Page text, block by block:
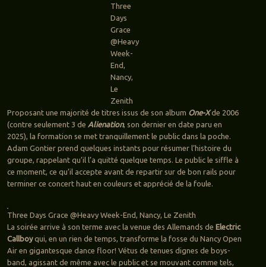
Three
Days
Grace
@Heavy
Week-
End,
Nancy,
Le
Zenith
Proposant une majorité de titres issus de son album One-Xde 2006
(contre seulement 3 de Alienation, son dernier en date paru en
2025), la formation se met tranquillement le public dans la poche.
Adam Gontier prend quelques instants pour résumer l’histoire du
groupe, rappelant qu’il l’a quitté quelque temps. Le public le siffle à
ce moment, ce qu’il accepte avant de repartir sur de bon rails pour
terminer ce concert haut en couleurs et apprécié de la foule.
Three Days Grace @Heavy Week-End, Nancy, Le Zenith
La soirée arrive à son terme avec la venue des Allemands de Electric
Callboyqui, en un rien de temps, transforme la fosse du Nancy Open
Air en gigantesque dance floor! Vétus de tenues dignes de boys-
band, agissant de même avec le public et se mouvant comme tels,